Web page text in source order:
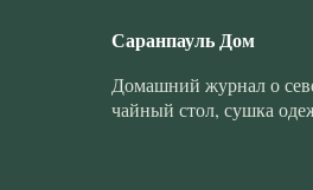
Саранпауль Дом
Домашний журнал о
чайный стол, сушка